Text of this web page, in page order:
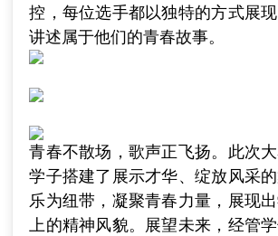
控，每位选手都以独特的方式展
讲述属于他们的青春故事。
青春不散场，歌声正飞扬。此次
学子搭建了展示才华、绽放风采
乐为纽带，凝聚青春力量，展现
上的精神风貌。展望未来，经管